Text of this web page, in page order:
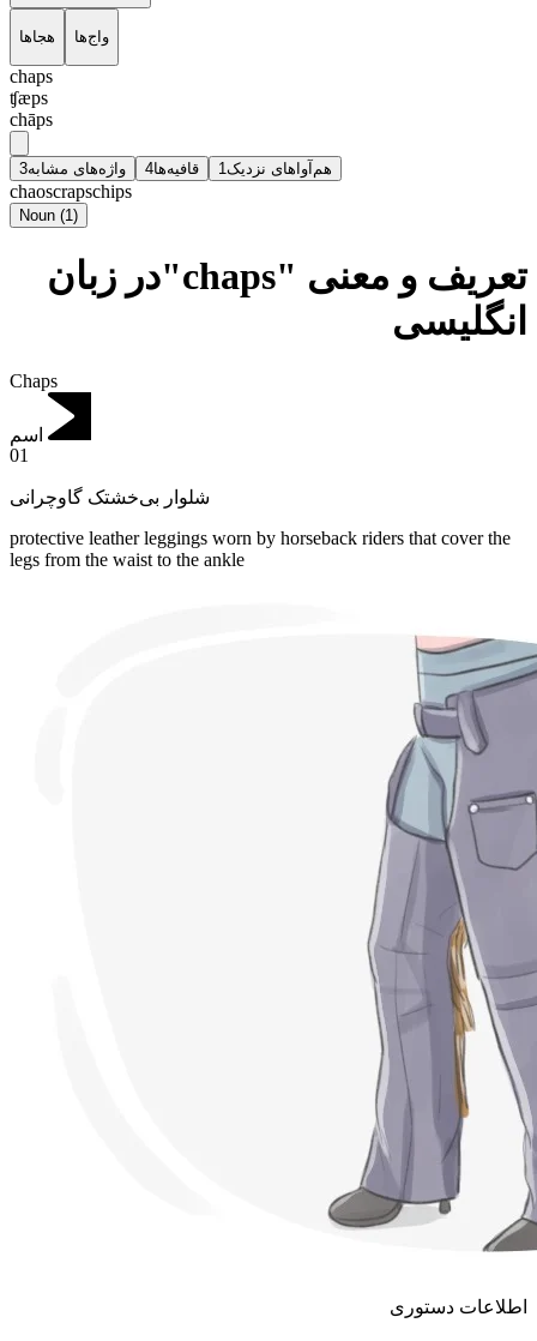
هجاها واج‌ها
chaps
ʧæps
chāps
واژه‌های مشابه3 قافیه‌ها4 هم‌آواهای نزدیک1
chaoscrapschips
Noun (1)
تعریف و معنی "chaps"در زبان
انگلیسی
Chaps
اسم
01
شلوار بی‌خشتک گاوچرانی
protective leather leggings worn by horseback riders that cover the
legs from the waist to the ankle
اطلاعات دستوری